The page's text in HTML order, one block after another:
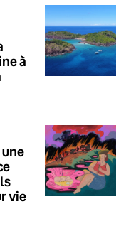
à
une
vie